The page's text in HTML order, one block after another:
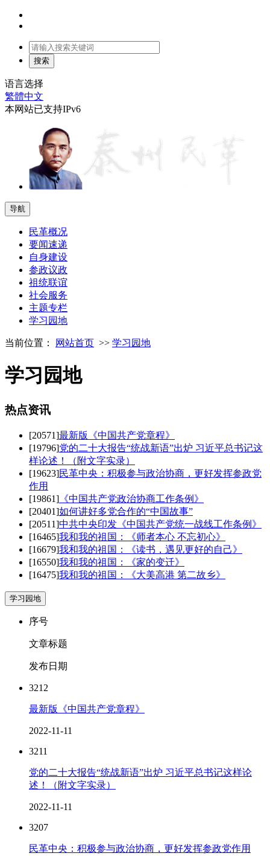
语言选择
繁體中文
本网站已支持IPv6
导航
民革概况
要闻速递
自身建设
参政议政
祖统联谊
社会服务
主题专栏
学习园地
当前位置： 网站首页 >> 学习园地
学习园地
热点资讯
[20571]最新版《中国共产党章程》
[19796]党的二十大报告“统战新语”出炉 习近平总书记这
样论述！（附文字实录）
[19623]民革中央：积极参与政治协商，更好发挥参政党
作用
[19861] 《中国共产党政治协商工作条例》
[20401]如何讲好多党合作的“中国故事”
[20511]中共中央印发《中国共产党统一战线工作条例》
[16465]我和我的祖国：《师者本心 不忘初心》
[16679]我和我的祖国：《读书，遇见更好的自己》
[16550]我和我的祖国：《家的变迁》
[16475]我和我的祖国：《大美高港 第二故乡》
学习园地
序号
文章标题
发布日期
3212
最新版《中国共产党章程》
2022-11-11
3211
党的二十大报告“统战新语”出炉 习近平总书记这样论
述！（附文字实录）
2022-11-11
3207
民革中央：积极参与政治协商，更好发挥参政党作用